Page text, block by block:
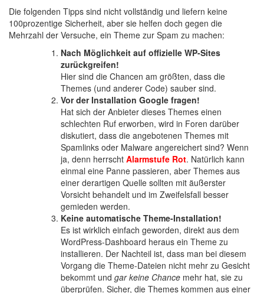
Die folgenden Tipps sind nicht vollständig und liefern keine
100prozentige Sicherheit, aber sie helfen doch gegen die
Mehrzahl der Versuche, ein Theme zur Spam zu machen:
Nach Möglichkeit auf offizielle WP-Sites
zurückgreifen!
Hier sind die Chancen am größten, dass die
Themes (und anderer Code) sauber sind.
Vor der Installation Google fragen!
Hat sich der Anbieter dieses Themes einen
schlechten Ruf erworben, wird in Foren darüber
diskutiert, dass die angebotenen Themes mit
Spamlinks oder Malware angereichert sind? Wenn
ja, denn herrscht Alarmstufe Rot. Natürlich kann
einmal eine Panne passieren, aber Themes aus
einer derartigen Quelle sollten mit äußerster
Vorsicht behandelt und im Zweifelsfall besser
gemieden werden.
Keine automatische Theme-Installation!
Es ist wirklich einfach geworden, direkt aus dem
WordPress-Dashboard heraus ein Theme zu
installieren. Der Nachteil ist, dass man bei diesem
Vorgang die Theme-Dateien nicht mehr zu Gesicht
bekommt und gar keine Chance mehr hat, sie zu
überprüfen. Sicher, die Themes kommen aus einer